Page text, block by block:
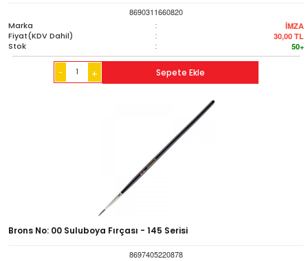
8690311660820
Marka
: İMZA
Fiyat(KDV Dahil) : 30,00 TL
Stok : 50+
- + Sepete Ekle
Brons No: 00 Suluboya Fırçası - 145 Serisi
8697405220878